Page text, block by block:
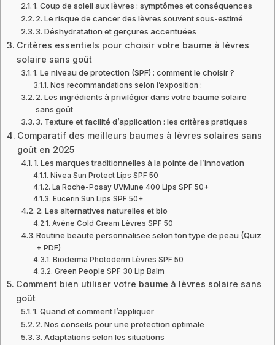
1. Coup de soleil aux lèvres : symptômes et conséquences
2. Le risque de cancer des lèvres souvent sous-estimé
3. Déshydratation et gerçures accentuées
Critères essentiels pour choisir votre baume à lèvres
solaire sans goût
1. Le niveau de protection (SPF) : comment le choisir ?
Nos recommandations selon l’exposition :
2. Les ingrédients à privilégier dans votre baume solaire
sans goût
3. Texture et facilité d’application : les critères pratiques
Comparatif des meilleurs baumes à lèvres solaires sans
goût en 2025
1. Les marques traditionnelles à la pointe de l’innovation
Nivea Sun Protect Lips SPF 50
La Roche-Posay UVMune 400 Lips SPF 50+
Eucerin Sun Lips SPF 50+
2. Les alternatives naturelles et bio
Avène Cold Cream Lèvres SPF 50
Routine beaute personnalisee selon ton type de peau (Quiz
+ PDF)
Bioderma Photoderm Lèvres SPF 50
Green People SPF 30 Lip Balm
Comment bien utiliser votre baume à lèvres solaire sans
goût
1. Quand et comment l’appliquer
2. Nos conseils pour une protection optimale
3. Adaptations selon les situations